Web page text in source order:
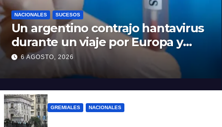
NACIONALES SUCESOS
Un argentino contrajo hantavirus
durante un viaje por Europa y
permanece aislado en España
6 AGOSTO, 2026
GREMIALES NACIONALES